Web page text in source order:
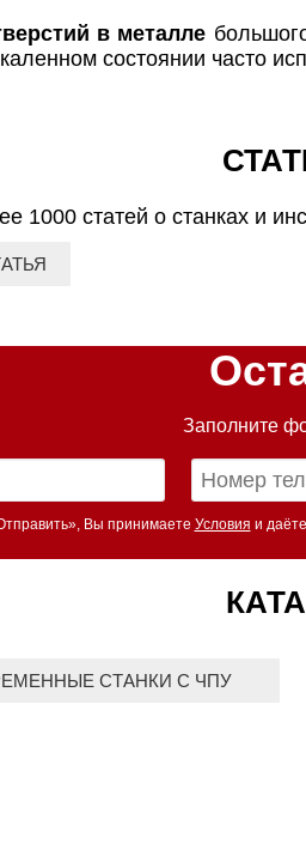
в металле
состоянии часто
1000 статей о станках и
Заполните
Вы принимаете Условия и
СТАНКИ С ЧПУ